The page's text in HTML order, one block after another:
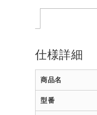
仕様詳細
商品名
型番